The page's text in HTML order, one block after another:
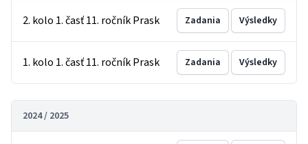
2. kolo 1. časť 11. ročník Prask Zadania Výsledky
1. kolo 1. časť 11. ročník Prask Zadania Výsledky
2024 / 2025